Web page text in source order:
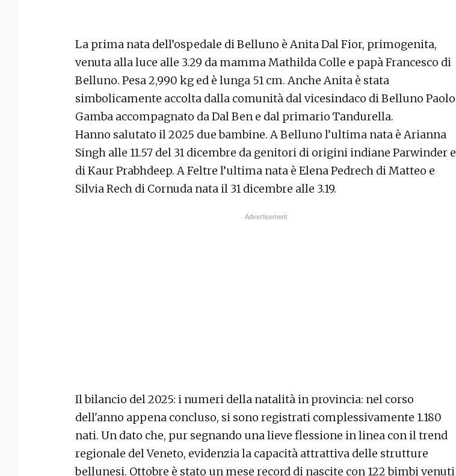
La prima nata dell’ospedale di Belluno è Anita Dal Fior, primogenita,
venuta alla luce alle 3.29 da mamma Mathilda Colle e papà Francesco di
Belluno. Pesa 2,990 kg ed è lunga 51 cm. Anche Anita è stata
simbolicamente accolta dalla comunità dal vicesindaco di Belluno Paolo
Gamba accompagnato da Dal Ben e dal primario Tandurella.
Hanno salutato il 2025 due bambine. A Belluno l’ultima nata è Arianna
Singh alle 11.57 del 31 dicembre da genitori di origini indiane Parwinder e
di Kaur Prabhdeep. A Feltre l’ultima nata è Elena Pedrech di Matteo e
Silvia Rech di Cornuda nata il 31 dicembre alle 3.19.
Il bilancio del 2025: i numeri della natalità in provincia: nel corso
dell'anno appena concluso, si sono registrati complessivamente 1.180
nati. Un dato che, pur segnando una lieve flessione in linea con il trend
regionale del Veneto, evidenzia la capacità attrattiva delle strutture
bellunesi. Ottobre è stato un mese record di nascite con 122 bimbi venuti